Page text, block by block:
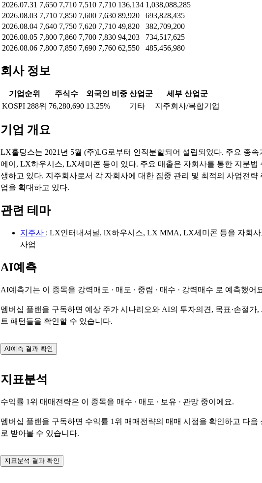
2026.07.31 7,650 7,710 7,510 7,710 136,134 1,038,088,285
2026.08.03 7,710 7,850 7,600 7,630 89,920
693,828,435
2026.08.04 7,640 7,750 7,620 7,710 49,820
382,709,200
2026.08.05 7,800 7,860 7,700 7,830 94,203
734,517,625
2026.08.06 7,800 7,850 7,690 7,760 62,550 485,456,980
회사 정보
기업순위 주식수 외국인 비중 산업군
세부 산업군
KOSPI 288위 76,280,690 13.25% 기타 지주회사/복합기업
기업 개요
LX홀딩스는 2021년 5월 (주)LG로부터 인적분할되어 설립되었다. 주요 종속
에이, LX하우시스, LX세미콘 등이 있다. 주요 매출은 자회사를 통한 지분법
생하고 있다. 지주회사로서 각 자회사에 대한 집중 관리 및 최적의 사업전략
업을 확대하고 있다.
관련 테마
지주사 : LX인터내셔널, lX하우시스, LX MMA, LX세미콘 등을 자회
사업
AI예측
AI예측기는 이 종목을 강력매도 · 매도 · 중립 · 매수 · 강력매수 로 예측했어
멤버십 플랜을 구독하면 예상 주가 시나리오와 AI의 투자의견, 목표·손절가
트 패턴들을 확인할 수 있습니다.
AI예측 결과 확인
지표분석
수익률 1위 매매전략은 이 종목을 매수 · 매도 · 보유 · 관망 중이에요.
멤버십 플랜을 구독하면 수익률 1위 매매전략의 매매 시점을 확인하고 다음
로 받아볼 수 있습니다.
지표분석 결과 확인